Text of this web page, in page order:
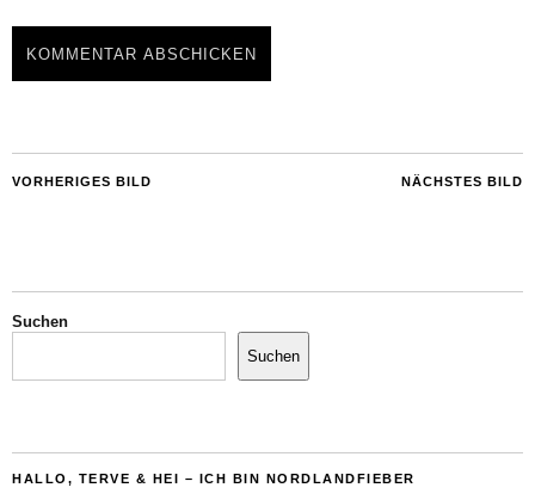
NÄCHSTES BILD
VORHERIGES BILD
Suchen
Suchen
HALLO, TERVE & HEI – ICH BIN NORDLANDFIEBER